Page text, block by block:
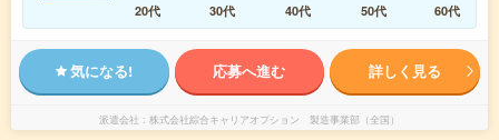
20代
30代 40代 50代 60代
気になる! 応募へ進む 詳しく見る
派遣会社 株式会社綜合キャリアオプション 製造事業部（全国）